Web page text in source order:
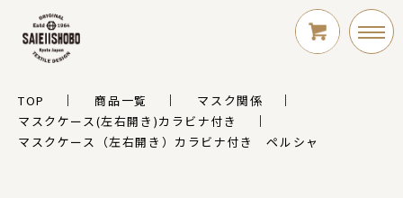
LOGIN
TOP 商品一覧
マスク関係
マスクケース(左右開き)カラビナ付き
マスクケース（左右開き）カラビナ付き ペルシャ